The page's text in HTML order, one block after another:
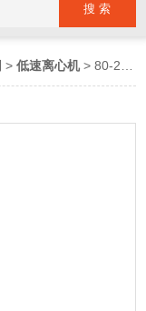
>低速离心机> 80-2台式离心机 无极调速 定时